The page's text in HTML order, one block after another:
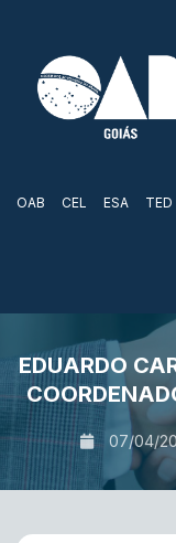
OAB CEL ESA TED
EDUARDO
07/04/